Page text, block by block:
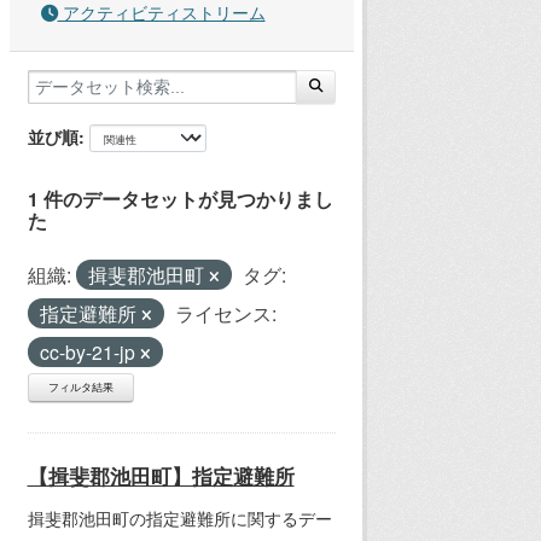
アクティビティストリーム
並び順
1 件のデータセットが見つかりまし
た
組織: 揖斐郡池田町
タグ:
指定避難所
ライセンス:
cc-by-21-jp
フィルタ結果
【揖斐郡池田町】指定避難所
揖斐郡池田町の指定避難所に関するデー